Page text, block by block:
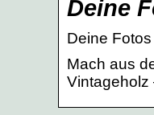
Deine
Deine
Mach aus
Vintageholz